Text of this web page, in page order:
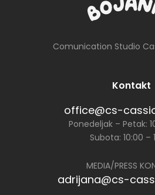
Comunication Studio
Kontakt
office@cs-
Ponedeljak – Petak:
Subota: 10:00 –
MEDIA/PRESS
adrijana@cs-